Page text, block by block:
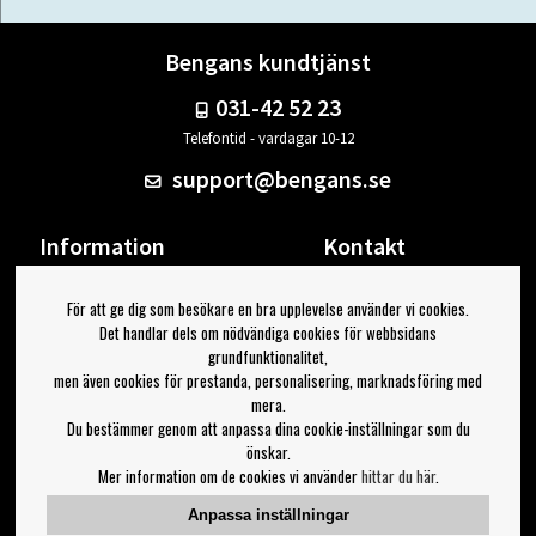
Bengans kundtjänst
031-42 52 23
Telefontid - vardagar 10-12
support@bengans.se
Information
Om Bengans
FAQ / Köp- & Leveransvillkor
Kontakt
Din sida
Logga ut
Jag vill ha tips från Bengans
Inställningar för nyhetsbrev
För att ge dig som besökare en bra upplevelse använder vi cookies.
Det handlar dels om nödvändiga cookies för webbsidans
grundfunktionalitet,
men även cookies för prestanda, personalisering, marknadsföring med
mera.
Du bestämmer genom att anpassa dina cookie-inställningar som du
önskar.
Mer information om de cookies vi använderhittar du här.
Anpassa inställningar